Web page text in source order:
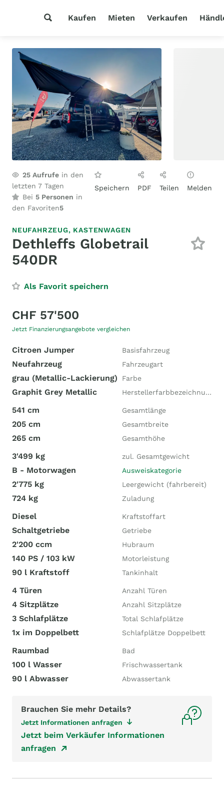
Kaufen Mieten Verkaufen
25 Aufrufe in den
letzten 7 Tagen
Bei 5 Personen in
den Favoriten5
Speichern PDF Teilen Melden
NEUFAHRZEUG, KASTENWAGEN
Dethleffs Globetrail
540DR
Als Favorit speichern
CHF 57'500
Jetzt Finanzierungsangebote vergleichen
Citroen Jumper Basisfahrzeug
Neufahrzeug Fahrzeugart
grau (Metallic-Lackierung) Farbe
Graphit Grey Metallic Herstellerfarbbezeichnung
541 cm Gesamtlänge
205 cm Gesamtbreite
265 cm Gesamthöhe
3'499 kg zul. Gesamtgewicht
B - Motorwagen Ausweiskategorie
2'775 kg Leergewicht (fahrbereit)
724 kg Zuladung
Diesel Kraftstoffart
Schaltgetriebe Getriebe
2'200 ccm Hubraum
140 PS / 103 kW Motorleistung
90 l Kraftstoff Tankinhalt
4 Türen Anzahl Türen
4 Sitzplätze Anzahl Sitzplätze
3 Schlafplätze Total Schlafplätze
1x im Doppelbett Schlafplätze Doppelbett
Raumbad Bad
100 l Wasser Frischwassertank
90 l Abwasser Abwassertank
Brauchen Sie mehr Details?
Jetzt Informationen anfragen
Jetzt beim Verkäufer Informationen
anfragen